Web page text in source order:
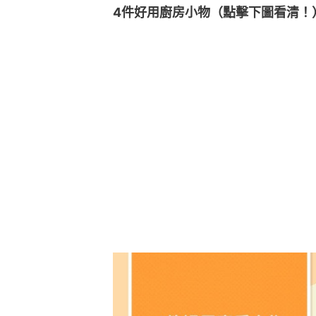
4件好用廚房小物（點擊下圖看清！